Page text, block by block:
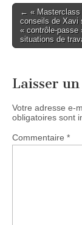
Post
navigation
← « Masterclass
conseils de Xavi
« contrôle-passe
situations de
Laisser
Votre adresse e-
obligatoires sont
Commentaire *